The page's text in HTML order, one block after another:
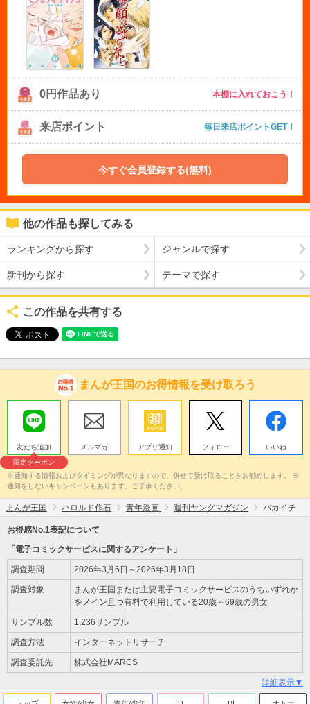
0円作品あり 本棚に入れておこう！
来店ポイント 毎日来店ポイントGET！
今すぐ会員登録する(無料)
他の作品も探してみる
ランキングから探す ジャンルで探す
新刊から探す テーマで探す
この作品を共有する
まんが王国のお得情報を受け取ろう
友だち追加
限定クーポン
メルマガ アプリ通知 フォロー いいね
※通知する情報およびタイミングが異なりますので、併せて受け取ることをお勧めします。 ※
通知をしないキャンペーンもあります。ご了承ください。
まんが王国 ハロルド作石 青年漫画 週刊ヤングマガジン バカイチ
お得感No.1表記について
「電子コミックサービスに関するアンケート」
調査期間 2026年3月6日～2026年3月18日
調査対象
まんが王国または主要電子コミックサービスのうちいずれか
をメイン且つ有料で利用している20歳～69歳の男女
サンプル数 1,236サンプル
調査方法 インターネットリサーチ
調査委託先 株式会社MARCS
詳細表示▼